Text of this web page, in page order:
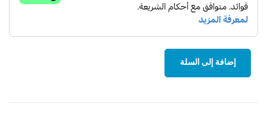
إضافة إلى السلة